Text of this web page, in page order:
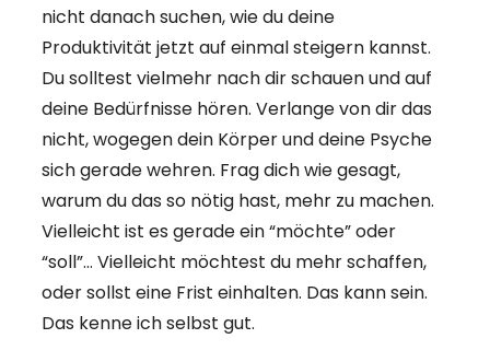
nicht danach suchen, wie du deine
Produktivität jetzt auf einmal steigern kannst.
Du solltest vielmehr nach dir schauen und auf
deine Bedürfnisse hören. Verlange von dir das
nicht, wogegen dein Körper und deine Psyche
sich gerade wehren. Frag dich wie gesagt,
warum du das so nötig hast, mehr zu machen.
Vielleicht ist es gerade ein “möchte” oder
“soll”… Vielleicht möchtest du mehr schaffen,
oder sollst eine Frist einhalten. Das kann sein.
Das kenne ich selbst gut.